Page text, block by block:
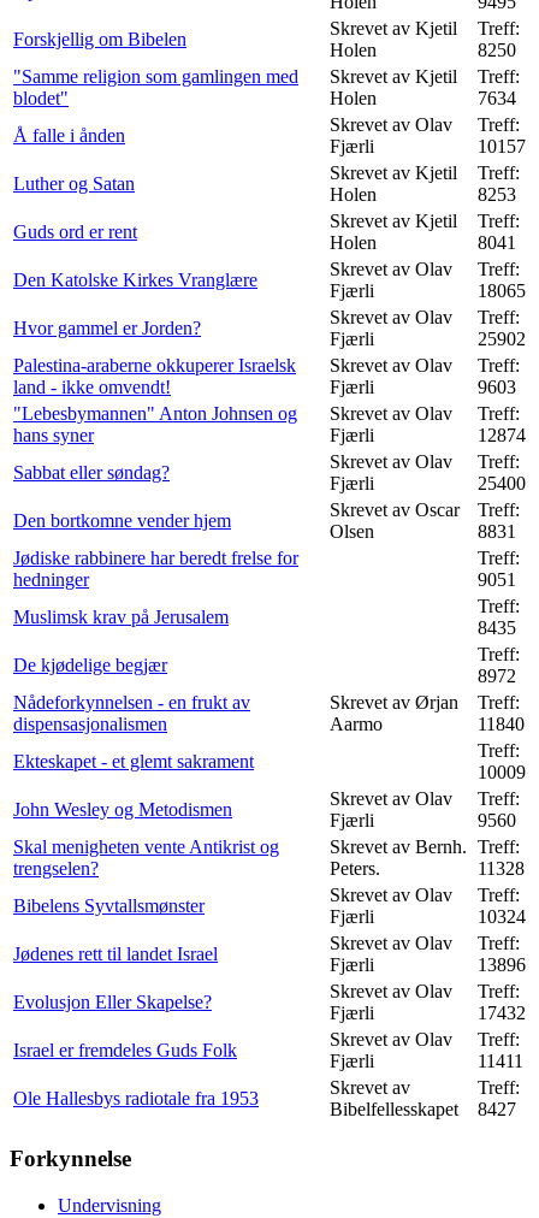
Forskjellig om Bibelen
Skrevet av Kjetil
Holen
Treff:
8250
"Samme religion som gamlingen med
blodet"
Skrevet av Kjetil
Holen
Treff:
7634
Å falle i ånden
Skrevet av Olav
Fjærli
Treff:
10157
Luther og Satan
Skrevet av Kjetil
Holen
Treff:
8253
Guds ord er rent
Skrevet av Kjetil
Holen
Treff:
8041
Den Katolske Kirkes Vranglære
Skrevet av Olav
Fjærli
Treff:
18065
Hvor gammel er Jorden?
Skrevet av Olav
Fjærli
Treff:
25902
Palestina-araberne okkuperer Israelsk
land - ikke omvendt!
Skrevet av Olav
Fjærli
Treff:
9603
"Lebesbymannen" Anton Johnsen og
hans syner
Skrevet av Olav
Fjærli
Treff:
12874
Sabbat eller søndag?
Skrevet av Olav
Fjærli
Treff:
25400
Den bortkomne vender hjem
Skrevet av Oscar
Olsen
Treff:
8831
Jødiske rabbinere har beredt frelse for
hedninger
Treff:
9051
Muslimsk krav på Jerusalem
Treff:
8435
De kjødelige begjær
Treff:
8972
Nådeforkynnelsen - en frukt av
dispensasjonalismen
Skrevet av Ørjan
Aarmo
Treff:
11840
Ekteskapet - et glemt sakrament
Treff:
10009
John Wesley og Metodismen
Skrevet av Olav
Fjærli
Treff:
9560
Skal menigheten vente Antikrist og
trengselen?
Skrevet av Bernh.
Peters.
Treff:
11328
Bibelens Syvtallsmønster
Skrevet av Olav
Fjærli
Treff:
10324
Jødenes rett til landet Israel
Skrevet av Olav
Fjærli
Treff:
13896
Evolusjon Eller Skapelse?
Skrevet av Olav
Fjærli
Treff:
17432
Israel er fremdeles Guds Folk
Skrevet av Olav
Fjærli
Treff:
11411
Ole Hallesbys radiotale fra 1953
Skrevet av
Bibelfellesskapet
Treff:
8427
Forkynnelse
Undervisning